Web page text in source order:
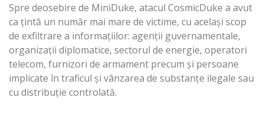
Spre deosebire de MiniDuke, atacul CosmicDuke a avut
ca ţintă un număr mai mare de victime, cu acelaşi scop
de exfiltrare a informaţiilor: agenţii guvernamentale,
organizaţii diplomatice, sectorul de energie, operatori
telecom, furnizori de armament precum şi persoane
implicate în traficul şi vânzarea de substanţe ilegale sau
cu distribuţie controlată.